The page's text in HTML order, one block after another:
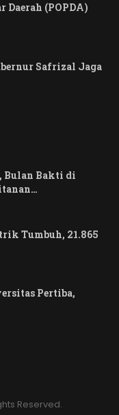
Daerah (POPDA)
Safrizal Jaga
Bulan Bakti di
Tumbuh, 21.865
Pertiba,
Reserved.